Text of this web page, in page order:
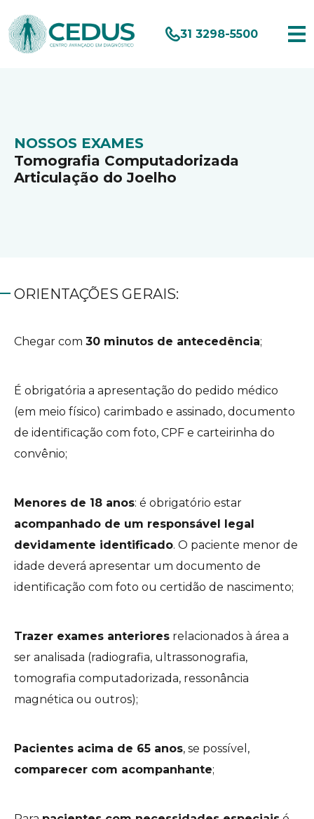
31 3298-5500
NOSSOS EXAMES
Tomografia Computadorizada
Articulação do Joelho
ORIENTAÇÕES GERAIS:
Chegar com 30 minutos de antecedência;
É obrigatória a apresentação do pedido médico
(em meio físico) carimbado e assinado, documento
de identificação com foto, CPF e carteirinha do
convênio;
Menores de 18 anos: é obrigatório estar
acompanhado de um responsável legal
devidamente identificado. O paciente menor de
idade deverá apresentar um documento de
identificação com foto ou certidão de nascimento;
Trazer exames anteriores relacionados à área a
ser analisada (radiografia, ultrassonografia,
tomografia computadorizada, ressonância
magnética ou outros);
Pacientes acima de 65 anos, se possível,
comparecer com acompanhante;